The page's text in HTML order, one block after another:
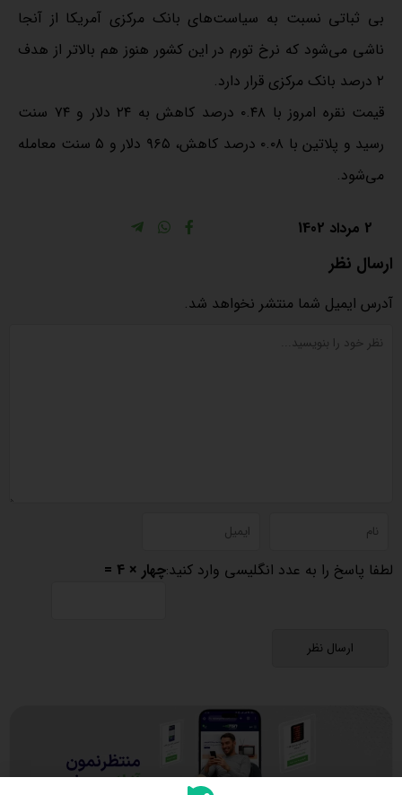
بی ثباتی نسبت به سیاست‌های بانک مرکزی آمریکا از آنجا
ناشی می‌شود که نرخ تورم در این کشور هنوز هم بالاتر از هدف
۲ درصد بانک مرکزی قرار دارد.
قیمت نقره امروز با ۰.۴۸ درصد کاهش به ۲۴ دلار و ۷۴ سنت
رسید و پلاتین با ۰.۰۸ درصد کاهش، ۹۶۵ دلار و ۵ سنت معامله
می‌شود.
2 مرداد 1402
ارسال نظر
آدرس ایمیل شما منتشر نخواهد شد.
لطفا پاسخ را به عدد انگلیسی وارد کنید:چهار × 4 =